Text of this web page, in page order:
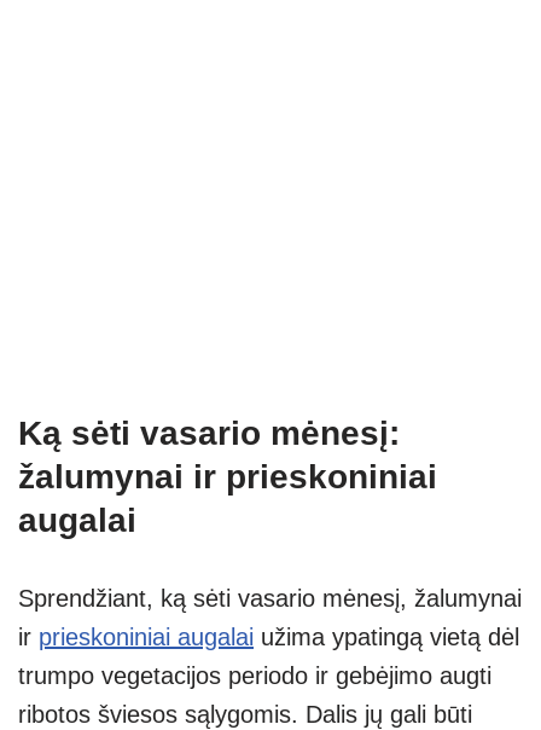
Ką sėti vasario mėnesį:
žalumynai ir prieskoniniai
augalai
Sprendžiant, ką sėti vasario mėnesį, žalumynai
ir prieskoniniai augalai užima ypatingą vietą dėl
trumpo vegetacijos periodo ir gebėjimo augti
ribotos šviesos sąlygomis. Dalis jų gali būti